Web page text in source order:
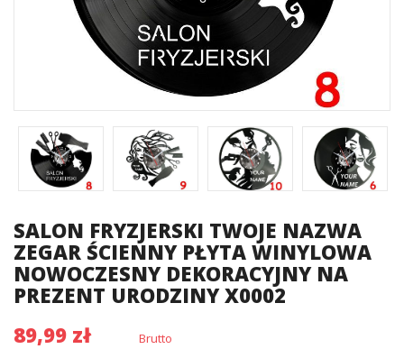
SALON FRYZJERSKI TWOJE NAZWA
ZEGAR ŚCIENNY PŁYTA WINYLOWA
NOWOCZESNY DEKORACYJNY NA
PREZENT URODZINY X0002
89,99 zł
Brutto